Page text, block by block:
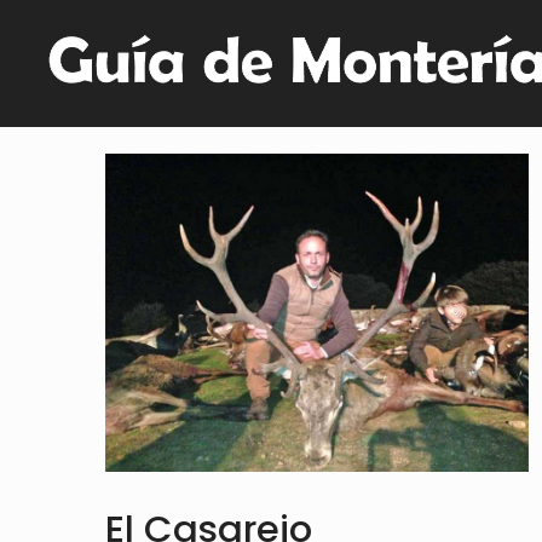
El Casarejo